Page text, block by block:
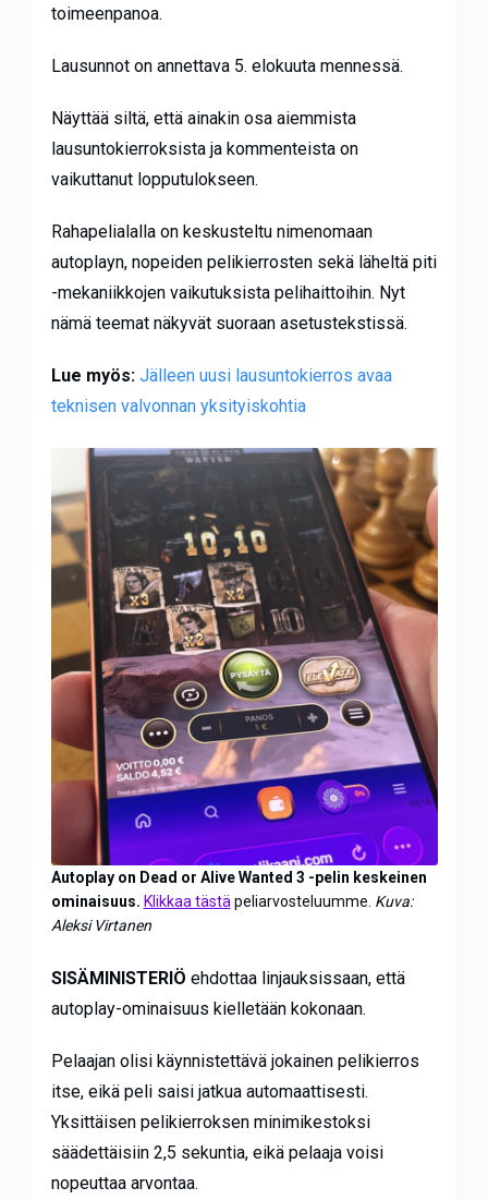
toimeenpanoa.
Lausunnot on annettava 5. elokuuta mennessä.
Näyttää siltä, että ainakin osa aiemmista
lausuntokierroksista ja kommenteista on
vaikuttanut lopputulokseen.
Rahapelialalla on keskusteltu nimenomaan
autoplayn, nopeiden pelikierrosten sekä läheltä piti
-mekaniikkojen vaikutuksista pelihaittoihin. Nyt
nämä teemat näkyvät suoraan asetustekstissä.
Lue myös: Jälleen uusi lausuntokierros avaa
teknisen valvonnan yksityiskohtia
Autoplay on Dead or Alive Wanted 3 -pelin keskeinen
ominaisuus. Klikkaa tästä peliarvosteluumme. Kuva:
Aleksi Virtanen
SISÄMINISTERIÖ ehdottaa linjauksissaan, että
autoplay-ominaisuus kielletään kokonaan.
Pelaajan olisi käynnistettävä jokainen pelikierros
itse, eikä peli saisi jatkua automaattisesti.
Yksittäisen pelikierroksen minimikestoksi
säädettäisiin 2,5 sekuntia, eikä pelaaja voisi
nopeuttaa arvontaa.